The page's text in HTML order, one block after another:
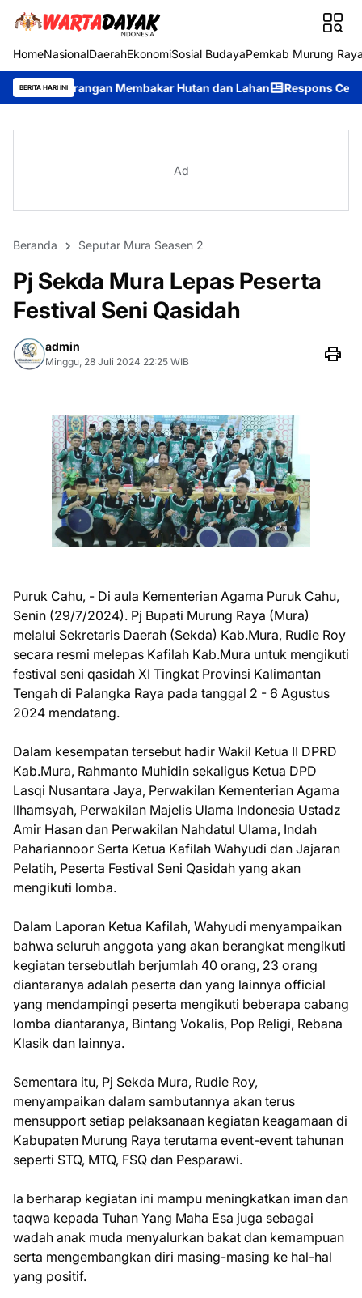
HomeNasionalDaerahEkonomiSosial BudayaPemkab Murung
BERITA HARI INI
Membakar Hutan dan Lahan Respons Cepat Ditsamapta
Ad
Beranda Seputar Mura Seasen 2
Pj Sekda Mura Lepas Peserta
Festival Seni Qasidah
admin
Minggu, 28 Juli 2024 22:25 WIB
Puruk Cahu, - Di aula Kementerian Agama Puruk Cahu,
Senin (29/7/2024). Pj Bupati Murung Raya (Mura)
melalui Sekretaris Daerah (Sekda) Kab.Mura, Rudie Roy
secara resmi melepas Kafilah Kab.Mura untuk mengikuti
festival seni qasidah XI Tingkat Provinsi Kalimantan
Tengah di Palangka Raya pada tanggal 2 - 6 Agustus
2024 mendatang.
Dalam kesempatan tersebut hadir Wakil Ketua II DPRD
Kab.Mura, Rahmanto Muhidin sekaligus Ketua DPD
Lasqi Nusantara Jaya, Perwakilan Kementerian Agama
Ilhamsyah, Perwakilan Majelis Ulama Indonesia Ustadz
Amir Hasan dan Perwakilan Nahdatul Ulama, Indah
Pahariannoor Serta Ketua Kafilah Wahyudi dan Jajaran
Pelatih, Peserta Festival Seni Qasidah yang akan
mengikuti lomba.
Dalam Laporan Ketua Kafilah, Wahyudi menyampaikan
bahwa seluruh anggota yang akan berangkat mengikuti
kegiatan tersebutlah berjumlah 40 orang, 23 orang
diantaranya adalah peserta dan yang lainnya official
yang mendampingi peserta mengikuti beberapa cabang
lomba diantaranya, Bintang Vokalis, Pop Religi, Rebana
Klasik dan lainnya.
Sementara itu, Pj Sekda Mura, Rudie Roy,
menyampaikan dalam sambutannya akan terus
mensupport setiap pelaksanaan kegiatan keagamaan di
Kabupaten Murung Raya terutama event-event tahunan
seperti STQ, MTQ, FSQ dan Pesparawi.
Ia berharap kegiatan ini mampu meningkatkan iman dan
taqwa kepada Tuhan Yang Maha Esa juga sebagai
wadah anak muda menyalurkan bakat dan kemampuan
serta mengembangkan diri masing-masing ke hal-hal
yang positif.